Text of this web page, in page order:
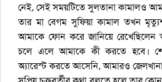
নেই, সেই সময়টিতে সুলতানা কামালও
তার মা বেগম সুফিয়া কামাল তখন
আমাকে ফোন করে জানিয়ে রেখেছিলেন
চলে এলে আমাকে কী করতে হবে।
অ্যারেস্ট করতে আসেনি, আমারও